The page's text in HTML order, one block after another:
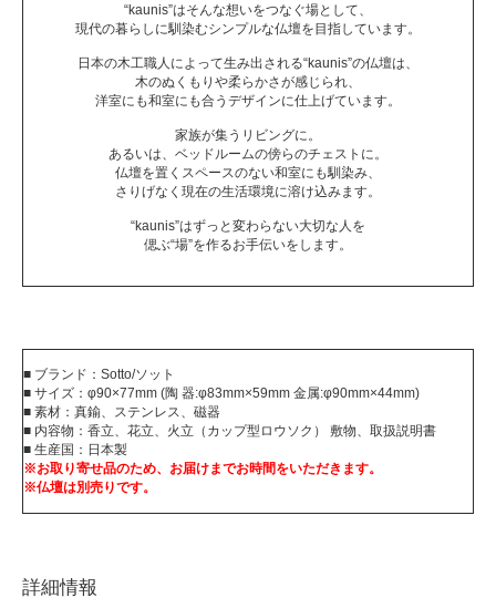
“kaunis”はそんな想いをつなぐ場として、
現代の暮らしに馴染むシンプルな仏壇を目指しています。
日本の木工職人によって生み出される“kaunis”の仏壇は、
木のぬくもりや柔らかさが感じられ、
洋室にも和室にも合うデザインに仕上げています。
家族が集うリビングに。
あるいは、ベッドルームの傍らのチェストに。
仏壇を置くスペースのない和室にも馴染み、
さりげなく現在の生活環境に溶け込みます。
“kaunis”はずっと変わらない大切な人を
偲ぶ“場”を作るお手伝いをします。
■ ブランド：Sotto/ソット
■ サイズ：φ90×77mm (陶 器:φ83mm×59mm 金属:φ90mm×44mm)
■ 素材：真鍮、ステンレス、磁器
■ 内容物：香立、花立、火立（カップ型ロウソク） 敷物、取扱説明書
■ 生産国：日本製
※お取り寄せ品のため、お届けまでお時間をいただきます。
※仏壇は別売りです。
詳細情報